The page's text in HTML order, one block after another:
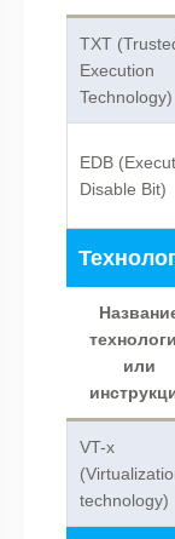
TXT
Execution
Technology)
EDB
Disable Bit)
или
VT-x
technology)